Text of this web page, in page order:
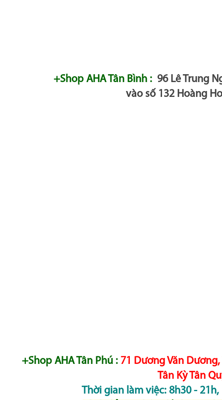
+Shop AHA Tân Bình : 96 Lê Trung
vào số 132 Hoàng
+Shop AHA Tân Phú : 71 Dương Văn Dương,
Tân Kỳ Tân
Thời gian làm việc: 8h30 -